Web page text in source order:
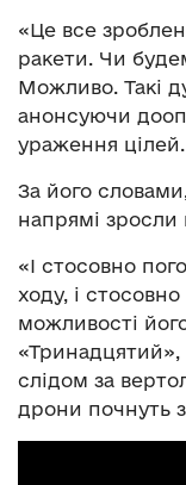
«Це все
ракети. Чи
Можливо. Такі
анонсуючи
ураження цілей.
За його
напрямі зросли
«І стосовно
ходу, і стосовно
можливості
слідом за
дрони почнуть